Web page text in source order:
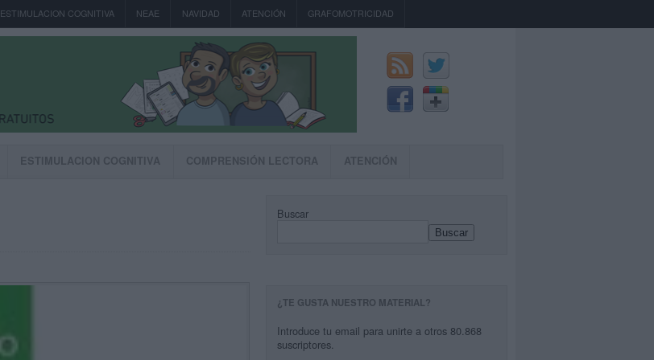
ESTIMULACION COGNITIVA NEAE NAVIDAD ATENCIÓN GRAFOMOTRICIDAD
ESTIMULACION COGNITIVA COMPRENSIÓN LECTORA ATENCIÓN
Buscar
Buscar
¿TE GUSTA NUESTRO MATERIAL?
Introduce tu email para unirte a otros 80.868
suscriptores.